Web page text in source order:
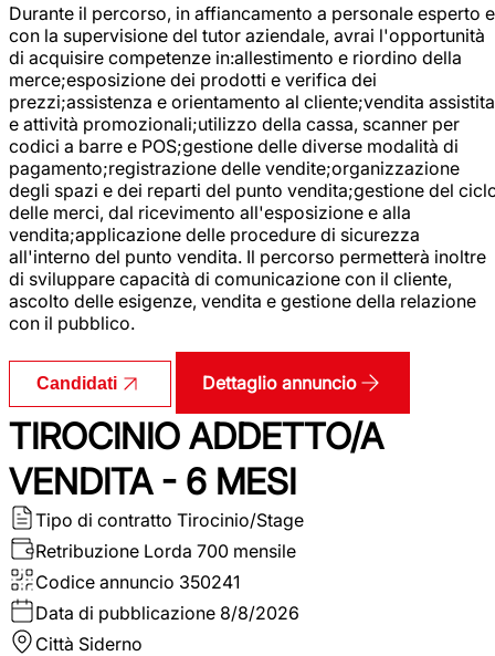
Durante il percorso, in affiancamento a personale esperto e
con la supervisione del tutor aziendale, avrai l'opportunità
di acquisire competenze in:allestimento e riordino della
merce;esposizione dei prodotti e verifica dei
prezzi;assistenza e orientamento al cliente;vendita assistita
e attività promozionali;utilizzo della cassa, scanner per
codici a barre e POS;gestione delle diverse modalità di
pagamento;registrazione delle vendite;organizzazione
degli spazi e dei reparti del punto vendita;gestione del
delle merci, dal ricevimento all'esposizione e alla
vendita;applicazione delle procedure di sicurezza
all'interno del punto vendita. Il percorso permetterà inoltre
di sviluppare capacità di comunicazione con il cliente,
ascolto delle esigenze, vendita e gestione della relazione
con il pubblico.
Candidati Dettaglio annuncio
TIROCINIO ADDETTO/A
VENDITA - 6 MESI
Tipo di contratto Tirocinio/Stage
Retribuzione Lorda 700 mensile
Codice annuncio 350241
Data di pubblicazione 8/8/2026
Città Siderno